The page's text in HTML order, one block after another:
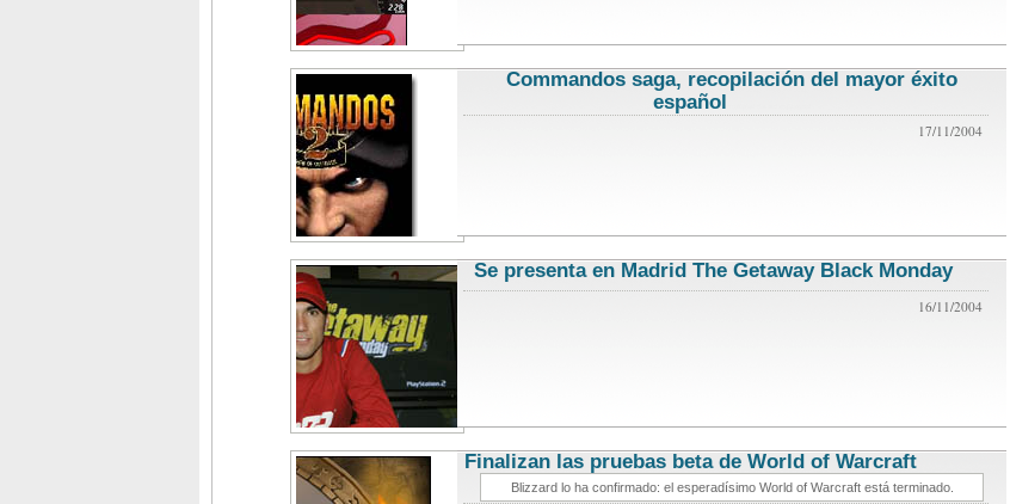
Commandos saga, recopilación del mayor éxito
español
17/11/2004
Se presenta en Madrid The Getaway Black Monday
16/11/2004
Finalizan las pruebas beta de World of Warcraftnoticias de videojuegos
Blizzard lo ha confirmado: el esperadísimo World of Warcraft está terminado.